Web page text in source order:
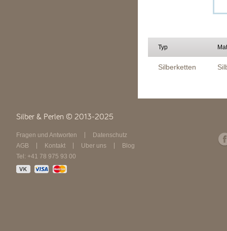
Typ
Silberketten
Silber & Perlen © 2013-2025
Fragen und Antworten
Datenschutz
AGB
Kontakt Über uns
Blog
Tel: +41 78 975 93 00